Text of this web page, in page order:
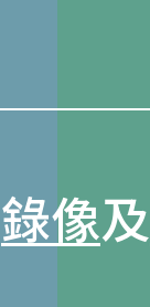
錄像及